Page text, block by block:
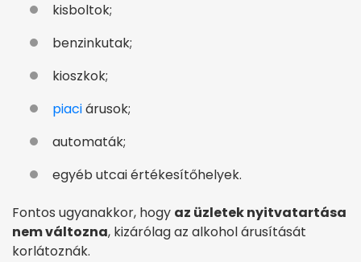
kisboltok;
benzinkutak;
kioszkok;
piaciárusok;
automaták;
egyéb utcai értékesítőhelyek.
Fontos ugyanakkor, hogy az üzletek nyitvatartása
nem változna, kizárólag az alkohol árusítását
korlátoznák.